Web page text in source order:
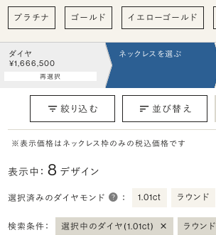
プラチナ ゴールド イエローゴールド
ダイヤ
¥1,666,500
再選択
ネックレスを選ぶ
絞り込む 並び替え
※表示価格はネックレス枠のみの税込価格です
表示中：8 デザイン
選択済みのダイヤモンド ： 1.01ct ラウンド
検索条件： 選択中のダイヤ(1.01ct) × ラウンド